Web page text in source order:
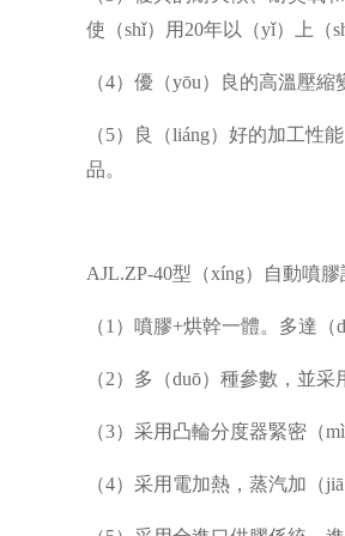
使（shǐ）用 20年以（yǐ）上（
（4）優（yōu）良的高溫壓縮
（5）良（liáng）好的加工性
品。
AJL.ZP-40型（xíng）自動噴膠
（1）噴膠+烘幹一體。多達（
（2）多（duō）種參數，並
（3）采用凸輪分度器緊密（
（4）采用電加熱，蒸汽加（jiā